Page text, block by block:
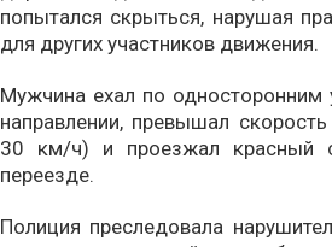
попытался скрыться, нарушая
для других участников движения.
Мужчина ехал по
направлении, превышал
30 км/ч) и проезжал красный
переезде.
Полиция преследовала